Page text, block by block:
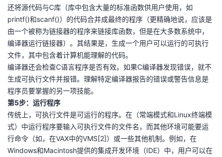
还将源代码与C库（库中包含大量的标准函数供用户使用，如
printf()和scanf()）的代码合并成最终的程序（更精确地说，应该是
由一个被称为链接器的程序来链接库函数，但是在大多数系统中，
编译器运行链接器）。其结果是，生成一个用户可以运行的可执行
文件，其中包含着计算机能理解的代码。
编译器还会检查C语言程序是否有效。如果C编译器发现错误，就不
生成可执行文件并报错。理解特定编译器报告的错误或警告信息是
程序员要掌握的另一项技能。
第5步：运行程序
传统上，可执行文件是可运行的程序。在（常端模式和Linux终端模
式）中运行程序要输入可执行文件的文件名，而其他环境可能要运
行命令（如，在VAX中的VMS[2]）或一些其他机制。例如，在
Windows和Macintosh提供的集成开发环境（IDE）中，用户可以在